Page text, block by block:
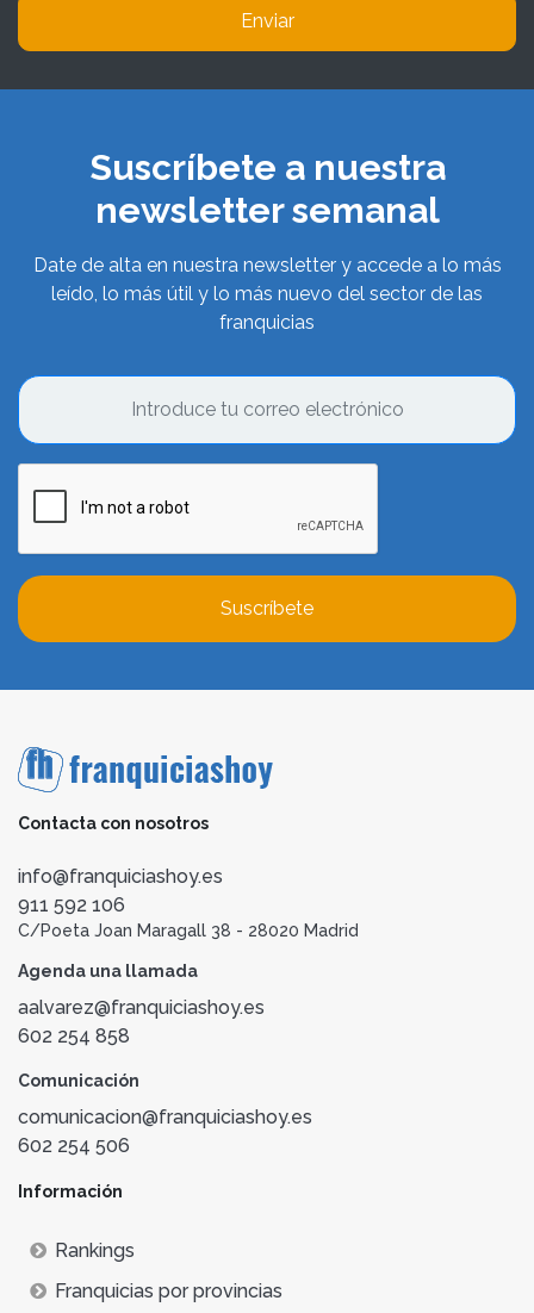
Enviar
Suscríbete a nuestra
newsletter semanal
Date de alta en nuestra newsletter y accede a lo más
leído, lo más útil y lo más nuevo del sector de las
franquicias
Suscríbete
Contacta con nosotros
info@franquiciashoy.es
911 592 106
C/Poeta Joan Maragall 38 - 28020 Madrid
Agenda una llamada
aalvarez@franquiciashoy.es
602 254 858
Comunicación
comunicacion@franquiciashoy.es
602 254 506
Información
Rankings
Franquicias por provincias